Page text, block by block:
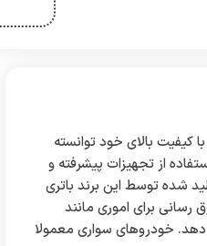
کیفیت بالای خود توانسته
از تجهیزات پیشرفته و
شده توسط این برند باتری
رسانی برای اموری مانند
خودروهای سواری معمولا